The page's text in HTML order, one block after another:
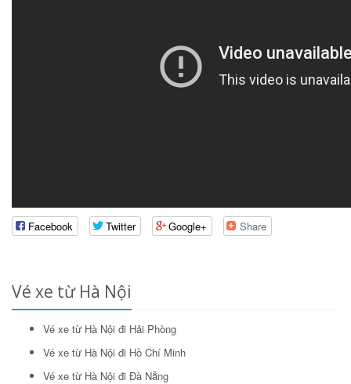
Facebook Twitter Google+ Share
Vé xe từ Hà Nội
Vé xe từ Hà Nội đi Hải Phòng
Vé xe từ Hà Nội đi Hồ Chí Minh
Vé xe từ Hà Nội đi Đà Nẵng